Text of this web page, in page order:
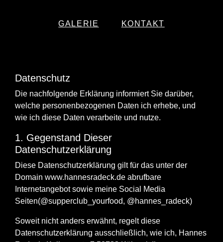
GALERIE KONTAKT
Datenschutz
Die nachfolgende Erklärung informiert Sie darüber,
welche personenbezogenen Daten ich erhebe, und
wie ich diese Daten verarbeite und nutze.
1. Gegenstand Dieser
Datenschutzerklärung
Diese Datenschutzerklärung gilt für das unter der
Domain www.hannesradeck.de abrufbare
Internetangebot sowie meine Social Media
Seiten(@supperclub_yourfood, @hannes_radeck)
Soweit nicht anders erwähnt, regelt diese
Datenschutzerklärung ausschließlich, wie ich, Hannes